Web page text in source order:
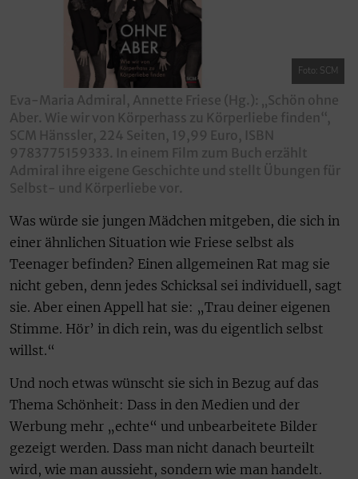
Foto: SCM
Eva-Maria Admiral, Annette Friese (Hg.): „Schön ohne
Aber. Wie wir von Körperhass zu Körperliebe finden“,
SCM Hänssler, 224 Seiten, 19,99 Euro, ISBN
9783775159333. In einem Film zum Buch erzählt
Admiral ihre eigene Geschichte und stellt Übungen für
Selbst- und Körper­liebe vor.
Was würde sie jungen Mädchen mitgeben, die sich in
einer ähnlichen Situation wie Friese selbst als
Teenager befinden? Einen allgemeinen Rat mag sie
nicht geben, denn jedes Schicksal sei individuell, sagt
sie. Aber einen Appell hat sie: „Trau deiner eigenen
Stimme. Hör’ in dich rein, was du eigentlich selbst
willst.“
Und noch etwas wünscht sie sich in Bezug auf das
Thema Schönheit: Dass in den Medien und der
Werbung mehr „echte“ und unbearbeitete Bilder
gezeigt werden. Dass man nicht danach beurteilt
wird, wie man aussieht, sondern wie man handelt.